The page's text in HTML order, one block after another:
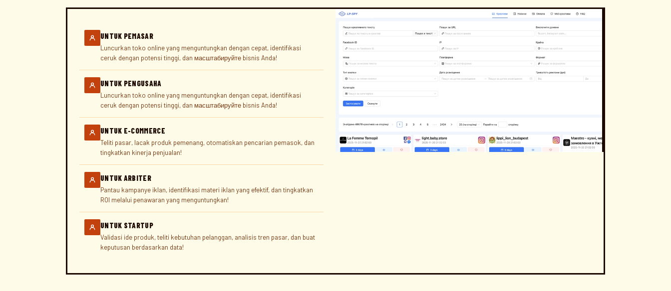
UNTUK PEMASAR
Luncurkan toko online yang menguntungkan dengan cepat, identifikasi
ceruk dengan potensi tinggi, dan масштабируйте bisnis Anda!
UNTUK PENGUSAHA
Luncurkan toko online yang menguntungkan dengan cepat, identifikasi
ceruk dengan potensi tinggi, dan масштабируйте bisnis Anda!
UNTUK E-COMMERCE
Teliti pasar, lacak produk pemenang, otomatiskan pencarian pemasok, dan
tingkatkan kinerja penjualan!
UNTUK ARBITER
Pantau kampanye iklan, identifikasi materi iklan yang efektif, dan tingkatkan
ROI melalui penawaran yang menguntungkan!
UNTUK STARTUP
Validasi ide produk, teliti kebutuhan pelanggan, analisis tren pasar, dan buat
keputusan berdasarkan data!